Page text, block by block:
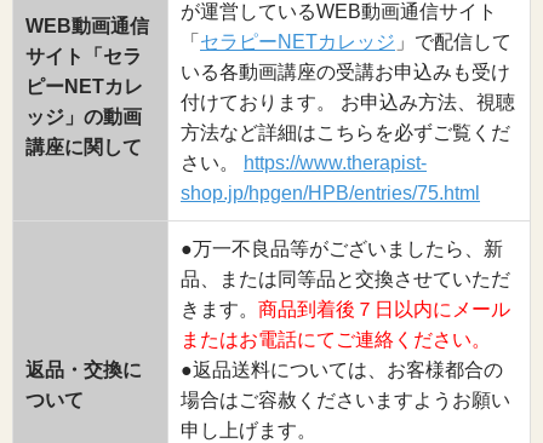
WEB動画通信
サイト「セラ
ピーNETカレ
ッジ」の動画
講座に関して
が運営しているWEB動画通信サイト
「 セラピーNETカレッジ 」で配信して
いる各動画講座の受講お申込みも受け
付けております。 お申込み方法、視聴
方法など詳細はこちらを必ずご覧くだ
さい。
https://www.therapist-
shop.jp/hpgen/HPB/entries/75.html
返品・交換に
ついて
●万一不良品等がございましたら、新
品、または同等品と交換させていただ
きます。 商品到着後７日以内にメール
またはお電話にてご連絡ください。
●返品送料については、お客様都合の
場合はご容赦くださいますようお願い
申し上げます。